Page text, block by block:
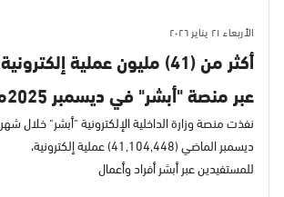
الأربعاء ٢١ يناير ٢٠٢٦
أكثر من (41) مليون عملية إلكترونية
عبر منصة "أبشر" في ديسمبر 2025م
نفذت منصة وزارة الداخلية الإلكترونية "أبشر" خلال شهر
ديسمبر الماضي (41,104,448) عملية إلكترونية،
للمستفيدين عبر أبشر أفراد وأعمال